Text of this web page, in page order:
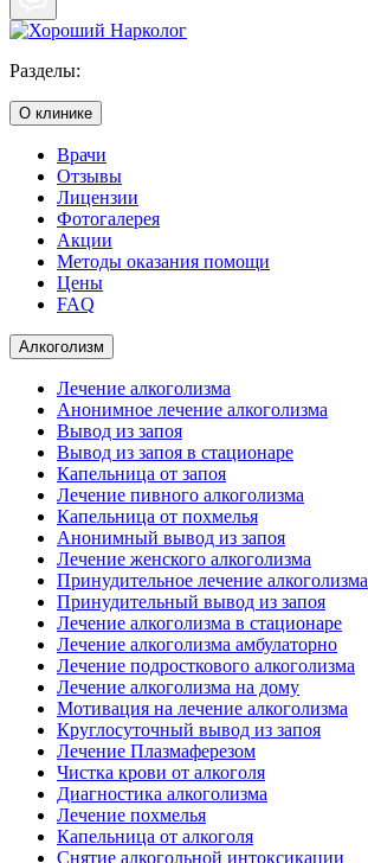
Разделы:
О клинике
Врачи
Отзывы
Лицензии
Фотогалерея
Акции
Методы оказания помощи
Цены
FAQ
Алкоголизм
Лечение алкоголизма
Анонимное лечение алкоголизма
Вывод из запоя
Вывод из запоя в стационаре
Капельница от запоя
Лечение пивного алкоголизма
Капельница от похмелья
Анонимный вывод из запоя
Лечение женского алкоголизма
Принудительное лечение алкоголизма
Принудительный вывод из запоя
Лечение алкоголизма в стационаре
Лечение алкоголизма амбулаторно
Лечение подросткового алкоголизма
Лечение алкоголизма на дому
Мотивация на лечение алкоголизма
Круглосуточный вывод из запоя
Лечение Плазмаферезом
Чистка крови от алкоголя
Диагностика алкоголизма
Лечение похмелья
Капельница от алкоголя
Снятие алкогольной интоксикации